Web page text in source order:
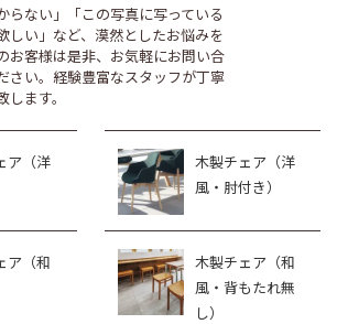
らない」「この写真に写っている
しい」など、漠然としたお悩みを
お客様は是非、お気軽にお問い合
さい。経験豊富なスタッフが丁寧
します。
ア（洋
木製チェア（洋
風・肘付き）
ア（和
木製チェア（和
風・背もたれ無
し）